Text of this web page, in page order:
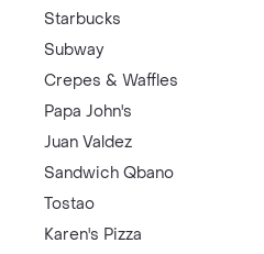
Starbucks
Subway
Crepes & Waffles
Papa John's
Juan Valdez
Sandwich Qbano
Tostao
Karen's Pizza